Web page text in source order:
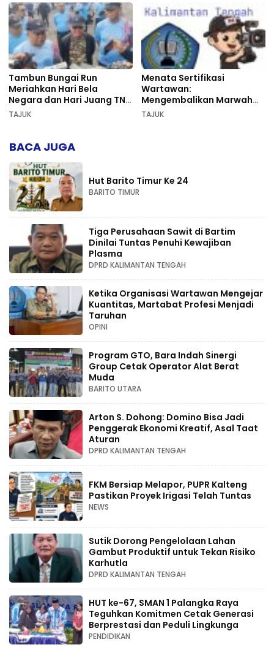
Tambun Bungai Run
Meriahkan Hari Bela
Negara dan Hari Juang TNI
AD di Palangka Raya
TAJUK
Menata Sertifikasi
Wartawan:
Mengembalikan Marwah
Pers dan Keadilan
TAJUK
BACA JUGA
Hut Barito Timur Ke 24
BARITO TIMUR
Tiga Perusahaan Sawit di Bartim
Dinilai Tuntas Penuhi Kewajiban
Plasma
DPRD KALIMANTAN TENGAH
Ketika Organisasi Wartawan Mengejar
Kuantitas, Martabat Profesi Menjadi
Taruhan
OPINI
Program GTO, Bara Indah Sinergi
Group Cetak Operator Alat Berat
Muda
BARITO UTARA
Arton S. Dohong: Domino Bisa Jadi
Penggerak Ekonomi Kreatif, Asal Taat
Aturan
DPRD KALIMANTAN TENGAH
FKM Bersiap Melapor, PUPR Kalteng
Pastikan Proyek Irigasi Telah Tuntas
NEWS
Sutik Dorong Pengelolaan Lahan
Gambut Produktif untuk Tekan Risiko
Karhutla
DPRD KALIMANTAN TENGAH
HUT ke-67, SMAN 1 Palangka Raya
Teguhkan Komitmen Cetak Generasi
Berprestasi dan Peduli Lingkunga
PENDIDIKAN